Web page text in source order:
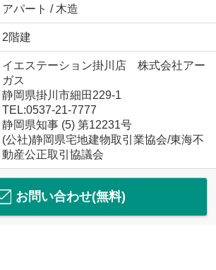
アパート / 木造
2階建
イエステーション掛川店 株式会社アー
ガス
静岡県掛川市細田229-1
TEL:0537-21-7777
静岡県知事 (5) 第12231号
(公社)静岡県宅地建物取引業協会/東海不
動産公正取引協議会
お問い合わせ(無料)